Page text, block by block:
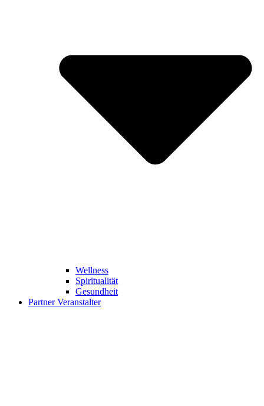
Wellness
Spiritualität
Gesundheit
Partner Veranstalter